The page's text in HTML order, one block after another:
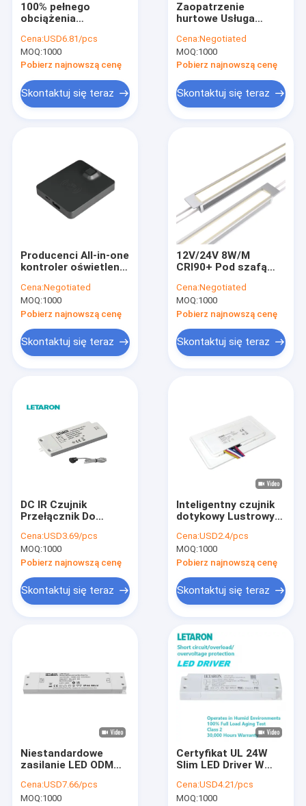
Produkty
O nas
Wycieczka po fabryce
Skontaktuj się z nami
Poproś o wycenę
Sterownik LED Letaron
Sterownik LED o stałym napięciu
100% pełnego
obciążenia
12V/24V UL LED
Driver Mirror Light
LED Power Supply
Cena:USD6.81/pcs
MOQ:1000
Pobierz najnowszą cenę
Skontaktuj się teraz
Zaopatrzenie
hurtowe Usługa
240VAC Slim 12V 24V
Sterownik LED 60W
80W 90W do
wewnętrznych
Cena:Negotiated
MOQ:1000
Pobierz najnowszą cenę
Skontaktuj się teraz
Producenci All-in-one
kontroler oświetlenia
dwustronnym trybem
ręcznego zamiatania
Letaron
czujnik fal ręcznych /
czujnik dotykowy /
czujnik PIR
szafy
Cena:Negotiated
MOQ:1000
Pobierz najnowszą cenę
Skontaktuj się teraz
12V/24V 8W/M
CRI90+ Pod szafą
LED 15° Pochylenie i
bezpośrednie
oświetlenie
Cena:Negotiated
MOQ:1000
Pobierz najnowszą cenę
Skontaktuj się teraz
DC IR Czujnik
Przełącznik Do
Ściemnianie CCT Od
0% Do 100%
Cena:USD3.69/pcs
MOQ:1000
Pobierz najnowszą cenę
Skontaktuj się teraz
Inteligentny czujnik
dotykowy Lustrowy
z regulowaną
jasnością,
ustawieniem koloru,
odmywaniem i
wyłączaniem pamięci
do nowoczesnych
Cena:USD2.4/pcs
MOQ:1000
Pobierz najnowszą cenę
Skontaktuj się teraz
Niestandardowe
zasilanie LED ODM
Super Slim 40W LED
Driver 12V 24V do
Cena:USD7.66/pcs
MOQ:1000
Certyfikat UL 24W
Slim LED Driver W
środowisku
obsługiwane dla
Cena:USD4.21/pcs
MOQ:1000